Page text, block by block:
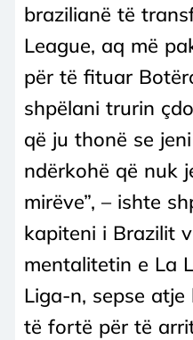
brazilianë të
League, aq më
për të fituar
shpëlani trurin
që ju thonë se
ndërkohë që nuk
mirëve”, – ishte
kapiteni i Brazilit
mentalitetin e La
Liga-n, sepse
të fortë për të